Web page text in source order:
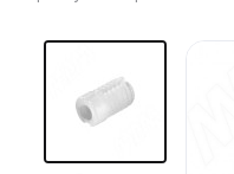
Фасады
Мебельные образцы,